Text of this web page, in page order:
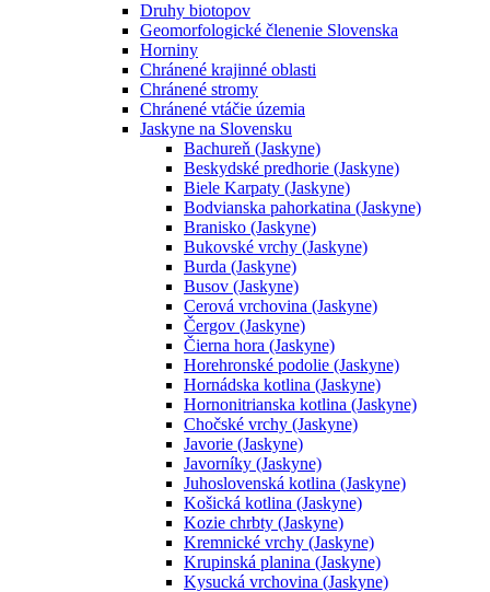
Druhy biotopov
Geomorfologické členenie Slovenska
Horniny
Chránené krajinné oblasti
Chránené stromy
Chránené vtáčie územia
Jaskyne na Slovensku
Bachureň (Jaskyne)
Beskydské predhorie (Jaskyne)
Biele Karpaty (Jaskyne)
Bodvianska pahorkatina (Jaskyne)
Branisko (Jaskyne)
Bukovské vrchy (Jaskyne)
Burda (Jaskyne)
Busov (Jaskyne)
Cerová vrchovina (Jaskyne)
Čergov (Jaskyne)
Čierna hora (Jaskyne)
Horehronské podolie (Jaskyne)
Hornádska kotlina (Jaskyne)
Hornonitrianska kotlina (Jaskyne)
Chočské vrchy (Jaskyne)
Javorie (Jaskyne)
Javorníky (Jaskyne)
Juhoslovenská kotlina (Jaskyne)
Košická kotlina (Jaskyne)
Kozie chrbty (Jaskyne)
Kremnické vrchy (Jaskyne)
Krupinská planina (Jaskyne)
Kysucká vrchovina (Jaskyne)